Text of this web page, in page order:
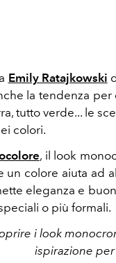
Emily Ratajkowski
la tendenza
tutto verde... le
colori.
, il look
un colore aiuta ad
eleganza e
o più formali.
i look
ispirazione